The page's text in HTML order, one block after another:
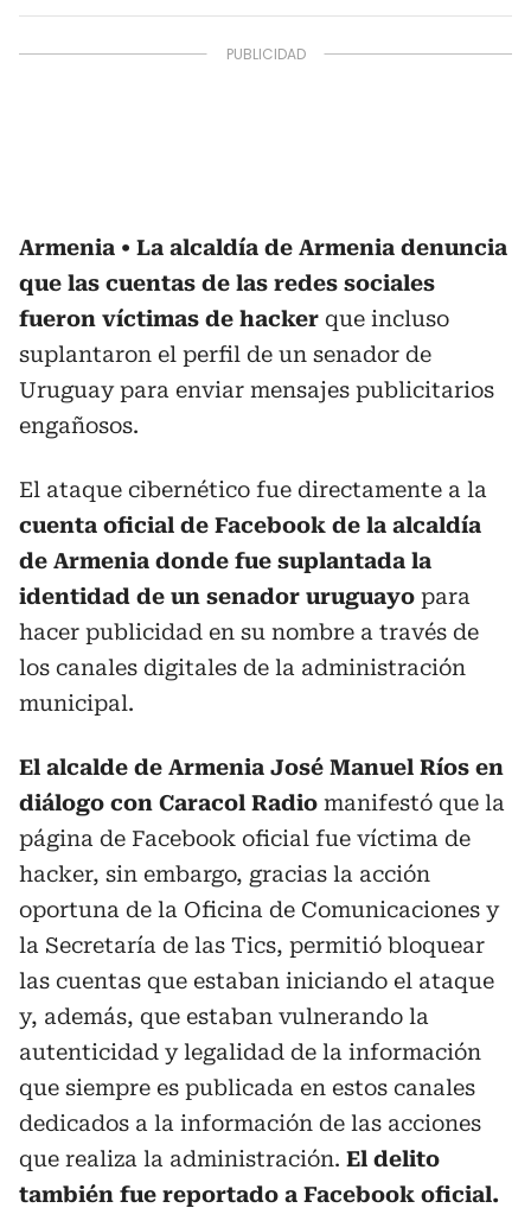
Armenia
La alcaldía de Armenia denuncia
que las cuentas de las redes sociales
fueron víctimas de hacker que incluso
suplantaron el perfil de un senador de
Uruguay para enviar mensajes publicitarios
engañosos.
El ataque cibernético fue directamente a la
cuenta oficial de Facebook de la alcaldía
de Armenia donde fue suplantada la
identidad de un senador uruguayo para
hacer publicidad en su nombre a través de
los canales digitales de la administración
municipal.
El alcalde de Armenia José Manuel Ríos en
diálogo con Caracol Radio manifestó que la
página de Facebook oficial fue víctima de
hacker, sin embargo, gracias la acción
oportuna de la Oficina de Comunicaciones y
la Secretaría de las Tics, permitió bloquear
las cuentas que estaban iniciando el ataque
y, además, que estaban vulnerando la
autenticidad y legalidad de la información
que siempre es publicada en estos canales
dedicados a la información de las acciones
que realiza la administración. El delito
también fue reportado a Facebook oficial.